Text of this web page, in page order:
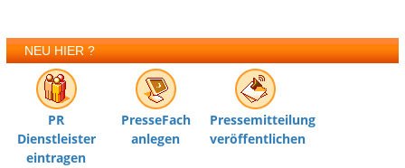
NEU HIER ?
PR
Dienstleister
eintragen
PresseFach
anlegen
Pressemitteilung
veröffentlichen